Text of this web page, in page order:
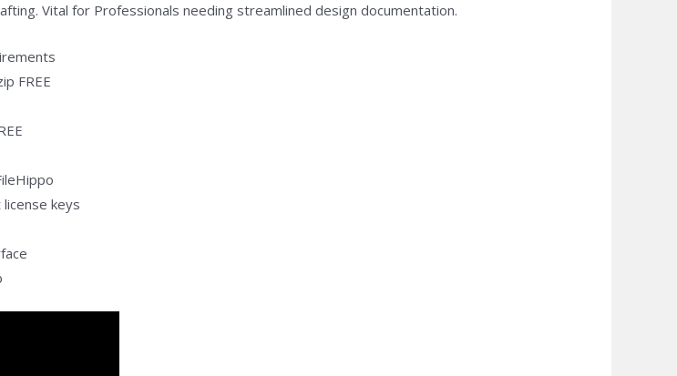
Vital for Professionals needing streamlined design documentation.
FREE
keys